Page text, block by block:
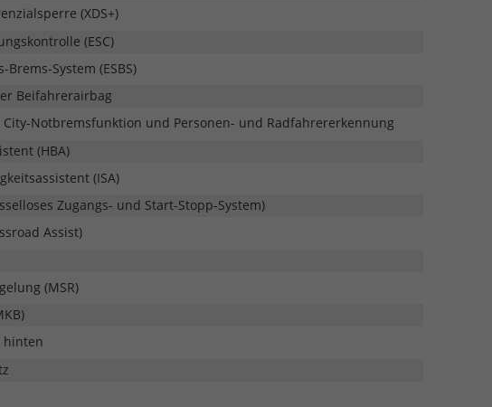
(XDS+)
(ESC)
System (ESBS)
Beifahrerairbag
Notbremsfunktion und Personen- und Radfahrererkennung
(HBA)
(ISA)
Zugangs- und Start-Stopp-System)
Assist)
(MSR)
hinten